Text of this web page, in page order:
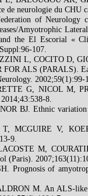
de neurologie du
of Neurology
Amyotrophic
the El Escorial «
107.
L, COCITO D,
ALS (PARALS).
2002;59(1):99-
G, NICOL M,
8.
BJ. Ethnic
MCGUIRE V,
9.
M,
(Paris).
Prognosis of
M. An ALS-